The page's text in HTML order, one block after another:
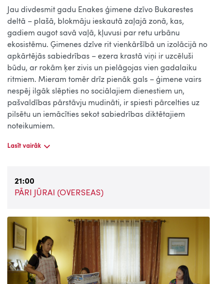
Jau divdesmit gadu Enakes ģimene dzīvo Bukarestes
deltā – plašā, blokmāju ieskautā zaļajā zonā, kas,
gadiem augot savā vaļā, kļuvusi par retu urbānu
ekosistēmu. Ģimenes dzīve rit vienkāršībā un izolācijā no
apkārtējās sabiedrības – ezera krastā viņi ir uzcēluši
būdu, ar rokām ķer zivis un pielāgojas vien gadalaiku
ritmiem. Mieram tomēr drīz pienāk gals – ģimene vairs
nespēj ilgāk slēpties no sociālajiem dienestiem un,
pašvaldības pārstāvju mudināti, ir spiesti pārcelties uz
pilsētu un iemācīties sekot sabiedrības diktētajiem
noteikumiem.
Lasīt vairāk
21:00
PĀRI JŪRAI (OVERSEAS)